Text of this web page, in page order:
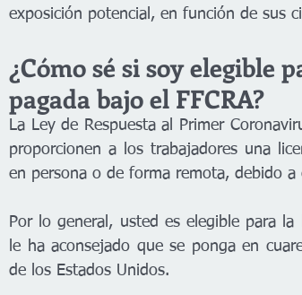
exposición potencial, en función de sus
¿Cómo sé si soy elegible
pagada bajo el FFCRA?
La Ley de Respuesta al Primer
proporcionen a los trabajadores una
en persona o de forma remota, debido a
Por lo general, usted es elegible para
le ha aconsejado que se ponga en
de los Estados Unidos.